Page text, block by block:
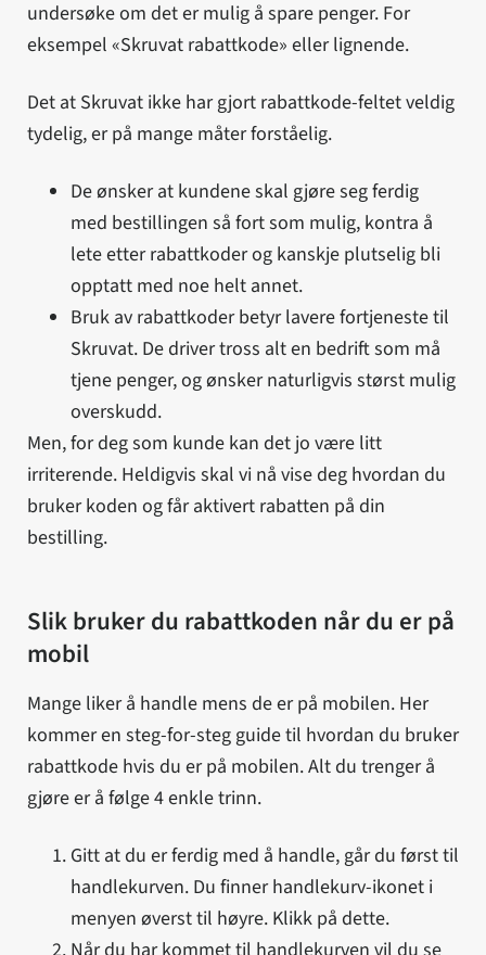
undersøke om det er mulig å spare penger. For
eksempel «Skruvat rabattkode» eller lignende.
Det at Skruvat ikke har gjort rabattkode-feltet veldig
tydelig, er på mange måter forståelig.
De ønsker at kundene skal gjøre seg ferdig
med bestillingen så fort som mulig, kontra å
lete etter rabattkoder og kanskje plutselig bli
opptatt med noe helt annet.
Bruk av rabattkoder betyr lavere fortjeneste til
Skruvat. De driver tross alt en bedrift som må
tjene penger, og ønsker naturligvis størst mulig
overskudd.
Men, for deg som kunde kan det jo være litt
irriterende. Heldigvis skal vi nå vise deg hvordan du
bruker koden og får aktivert rabatten på din
bestilling.
Slik bruker du rabattkoden når du er på
mobil
Mange liker å handle mens de er på mobilen. Her
kommer en steg-for-steg guide til hvordan du bruker
rabattkode hvis du er på mobilen. Alt du trenger å
gjøre er å følge 4 enkle trinn.
Gitt at du er ferdig med å handle, går du først til
handlekurven. Du finner handlekurv-ikonet i
menyen øverst til høyre. Klikk på dette.